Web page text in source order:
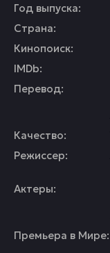
Год выпуска:
Страна:
Кинопоиск:
IMDb:
Перевод:
Качество:
Режиссер:
Актеры:
Премьера в Мире: